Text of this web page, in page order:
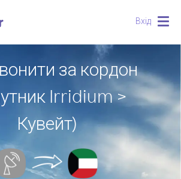
Вхід
за кордон
Irridium >
Кувейт)